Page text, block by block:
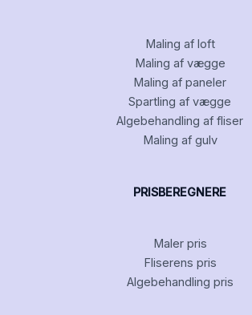
Maling af loft
Maling af vægge
Maling af paneler
Spartling af vægge
Algebehandling af fliser
Maling af gulv
PRISBEREGNERE
Maler pris
Fliserens pris
Algebehandling pris